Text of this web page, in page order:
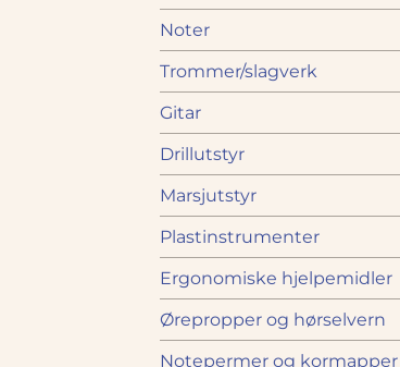
Noter
Trommer/slagverk
Gitar
Drillutstyr
Marsjutstyr
Plastinstrumenter
Ergonomiske hjelpemidler
Ørepropper og hørselvern
Notepermer og kormapper